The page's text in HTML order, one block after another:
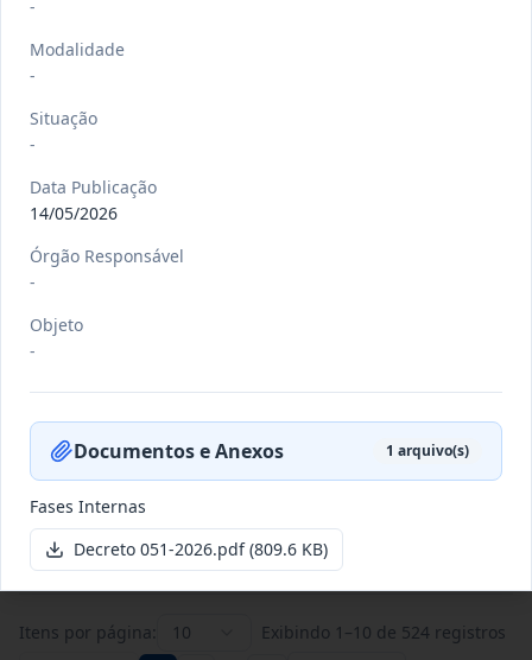
-
-/- DEC nº 079/2026
Data:21/07/2026
Itens por página: 10 Exibindo 1 –10 de 524 registros
-
Modalidade
-
Situação
-
Data Publicação
14/05/2026
Órgão Responsável
-
Objeto
-
Documentos e Anexos 1 arquivo(s)
Fases Internas
Decreto 051-2026.pdf(809.6 KB)